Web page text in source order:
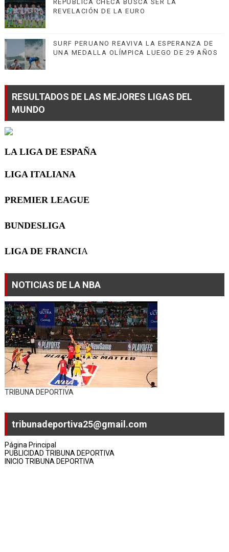
REPÚBLICA CHECA BUSCA SER LA
REVELACIÓN DE LA EURO
SURF PERUANO REAVIVA LA ESPERANZA DE
UNA MEDALLA OLÍMPICA LUEGO DE 29 AÑOS
RESULTADOS DE LAS MEJORES LIGAS DEL
MUNDO
LA LIGA DE ESPAÑA
LIGA ITALIANA
PREMIER LEAGUE
BUNDESLIGA
LIGA DE FRANCIA
NOTICIAS DE LA NBA
TRIBUNA DEPORTIVA
tribunadeportiva25@gmail.com
Página Principal
PUBLICIDAD TRIBUNA DEPORTIVA
INICIO TRIBUNA DEPORTIVA